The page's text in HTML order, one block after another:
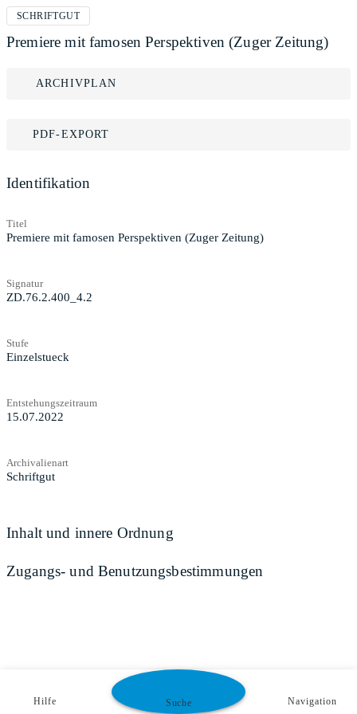
SCHRIFTGUT
Premiere mit famosen Perspektiven (Zuger Zeitung)
ARCHIVPLAN
PDF-EXPORT
Identifikation
Titel
Premiere mit famosen Perspektiven (Zuger Zeitung)
Signatur
ZD.76.2.400_4.2
Stufe
Einzelstueck
Entstehungszeitraum
15.07.2022
Archivalienart
Schriftgut
Inhalt und innere Ordnung
Zugangs- und Benutzungsbestimmungen
Hilfe Suche Navigation